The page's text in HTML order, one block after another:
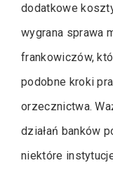
dodatkowe
wygrana sprawa
frankowiczów,
podobne kroki
orzecznictwa.
działań banków
niektóre